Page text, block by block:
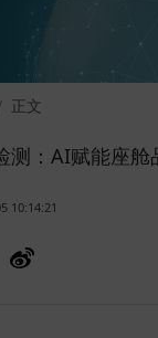
正文
测：AI赋能座舱
10:14:21